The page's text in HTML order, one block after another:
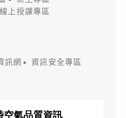
線上授課專區
訊網
資訊安全專區